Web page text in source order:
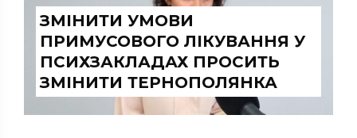
ЗМІНИТИ УМОВИ
ПРИМУСОВОГО ЛІКУВАННЯ У
ПСИХЗАКЛАДАХ ПРОСИТЬ
ЗМІНИТИ ТЕРНОПОЛЯНКА